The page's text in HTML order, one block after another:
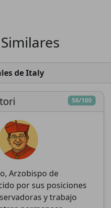
de Italy
56/100
Arzobispo de
por sus posiciones
y trabajo